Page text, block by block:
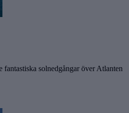
fantastiska solnedgångar över Atlanten